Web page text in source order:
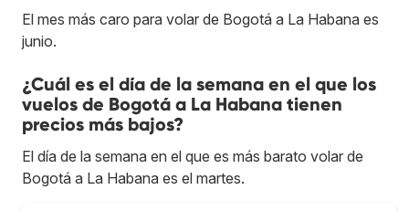
El mes más caro para volar de Bogotá a La Habana es
junio.
¿Cuál es el día de la semana en el que los
vuelos de Bogotá a La Habana tienen
precios más bajos?
El día de la semana en el que es más barato volar de
Bogotá a La Habana es el martes.